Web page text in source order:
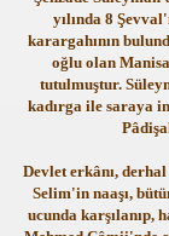
yılında 8
karargahının
oğlu olan
tutulmuştur.
kadırga ile saraya
Devlet erkânı,
Selim'in naaşı,
ucunda karşılanıp,